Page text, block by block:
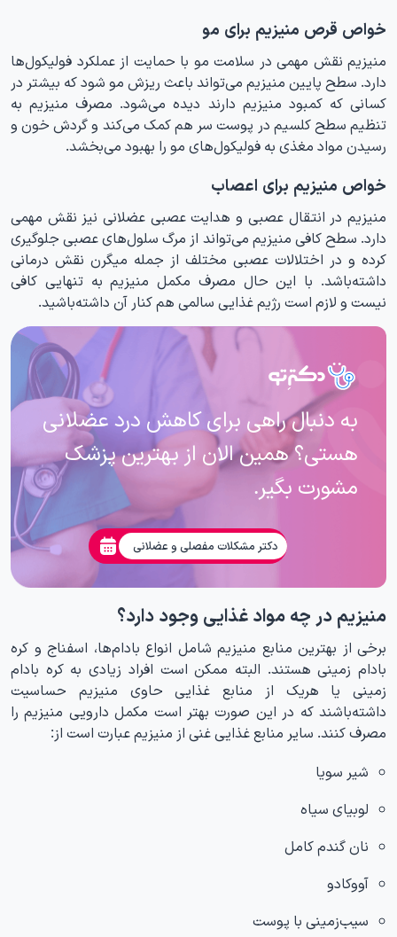
خواص قرص منیزیم برای مو
منیزیم نقش مهمی در سلامت مو با حمایت از عملکرد فولیکول‌ها
دارد. سطح پایین منیزیم می‌تواند باعث ریزش مو شود که بیشتر در
کسانی که کمبود منیزیم دارند دیده می‌شود. مصرف منیزیم به
تنظیم سطح کلسیم در پوست سر هم کمک می‌کند و گردش خون و
رسیدن مواد مغذی به فولیکول‌های مو را بهبود می‌بخشد.
خواص منیزیم برای اعصاب
منیزیم در انتقال عصبی و هدایت عصبی عضلانی نیز نقش مهمی
دارد. سطح کافی منیزیم می‌تواند از مرگ سلول‌های عصبی جلوگیری
کرده و در اختلالات عصبی مختلف از جمله میگرن نقش درمانی
داشته‌باشد. با این حال مصرف مکمل منیزیم به تنهایی کافی
نیست و لازم است رژیم غذایی سالمی هم کنار آن داشته‌باشید.
به دنبال راهی برای کاهش درد عضلانی
هستی؟ همین الان از بهترین پزشک
مشورت بگیر.
دکتر مشکلات مفصلی و عضلانی
منیزیم در چه مواد غذایی وجود دارد؟
برخی از بهترین منابع منیزیم شامل انواع بادام‌ها، اسفناج و کره
بادام زمینی هستند. البته ممکن است افراد زیادی به کره بادام
زمینی یا هریک از منابع غذایی حاوی منیزیم حساسیت
داشته‌باشند که در این صورت بهتر است مکمل دارویی منیزیم را
مصرف کنند. سایر منابع غذایی غنی از منیزیم عبارت است از:
شیر سویا
لوبیای سیاه
نان گندم کامل
آووکادو
سیب‌زمینی با پوست